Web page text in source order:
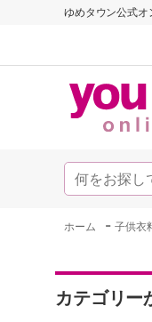
ゆめタウン公式オ
ホーム -子供衣
カテゴリー